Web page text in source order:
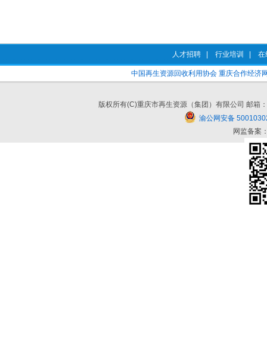
人才招聘 行业培训 在
中国再生资源回收利用协会 重庆合作经济
版权所有(C)重庆市再生资源（集团）有限公司 邮
渝公网安备
网监备案